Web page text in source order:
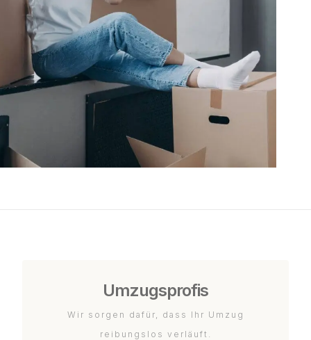
Umzugsprofis
Wir sorgen dafür, dass Ihr Umzug
reibungslos verläuft.